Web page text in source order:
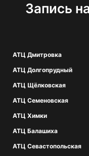
Запись
АТЦ Дмитровка
АТЦ Долгопрудный
АТЦ Щёлковская
АТЦ Семеновская
АТЦ Химки
АТЦ Балашиха
АТЦ Севастопольская